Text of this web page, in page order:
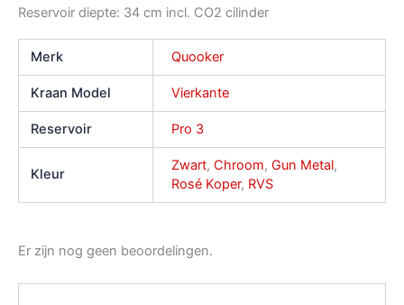
Reservoir diepte: 34 cm incl. CO2 cilinder
Merk Quooker
Kraan Model Vierkante
Reservoir Pro 3
Kleur
Zwart, Chroom, Gun Metal,
Rosé Koper, RVS
Er zijn nog geen beoordelingen.